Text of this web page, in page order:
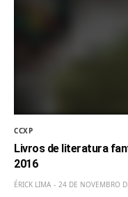
CCXP
Livros de literatura
2016
ÉRICK LIMA 24 DE NOVEMBRO